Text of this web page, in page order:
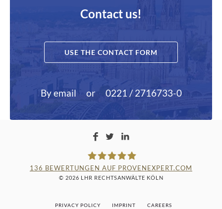
Contact us!
USE THE CONTACT FORM
By email or 0221 / 2716733-0
136 BEWERTUNGEN AUF PROVENEXPERT.COM
© 2026 LHR RECHTSANWÄLTE KÖLN
PRIVACY POLICY IMPRINT CAREERS